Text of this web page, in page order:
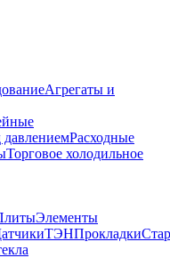
Агрегаты и
Расходные
Торговое холодильное
Элементы
ТЭНПрокладки